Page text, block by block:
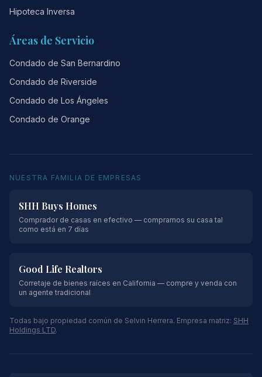
Hipoteca Inversa
Áreas de Servicio
Condado de San Bernardino
Condado de Riverside
Condado de Los Ángeles
Condado de Orange
NUESTRA FAMILIA DE EMPRESAS
SHH Buys Homes
Comprador de casas en efectivo — compramos su casa tal
como está en 7 días
Good Life Realtors
Corretaje de bienes raíces en California — compre y venda con
un agente tradicional
Todas bajo propiedad común de Selvin Herrera. Empresa matriz: SHH
Holdings LTD.